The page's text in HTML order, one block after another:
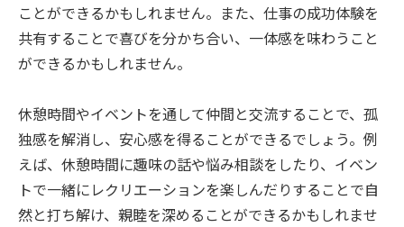
ことができるかもしれません。また、仕事の成功体験を
共有することで喜びを分かち合い、一体感を味わうこと
ができるかもしれません。
休憩時間やイベントを通して仲間と交流することで、孤
独感を解消し、安心感を得ることができるでしょう。例
えば、休憩時間に趣味の話や悩み相談をしたり、イベン
トで一緒にレクリエーションを楽しんだりすることで自
然と打ち解け、親睦を深めることができるかもしれませ